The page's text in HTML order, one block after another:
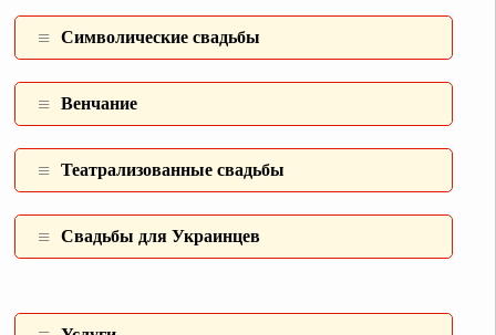
Символические свадьбы
Венчание
Театрализованные свадьбы
Свадьбы для Украинцев